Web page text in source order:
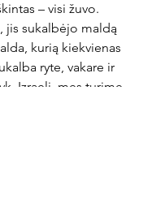
– visi žuvo.
jis sukalbėjo maldą
kurią kiekvienas
ryte, vakare ir
Izraeli, mes turime